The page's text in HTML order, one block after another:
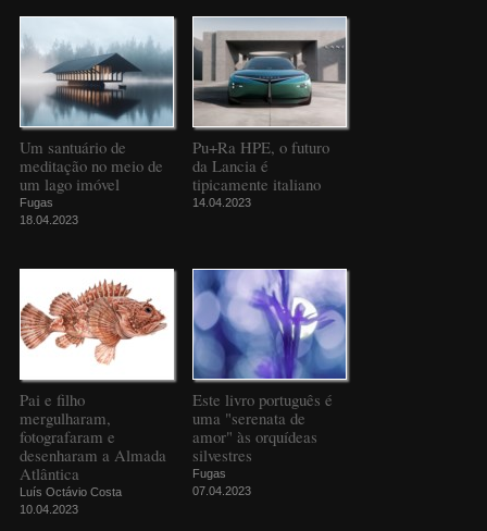
Um santuário de
meditação no meio de
um lago imóvel
Fugas
18.04.2023
Pu+Ra HPE, o futuro
da Lancia é
tipicamente italiano
14.04.2023
Pai e filho
mergulharam,
fotografaram e
desenharam a Almada
Atlântica
Luís Octávio Costa
10.04.2023
Este livro português é
uma "serenata de
amor" às orquídeas
silvestres
Fugas
07.04.2023